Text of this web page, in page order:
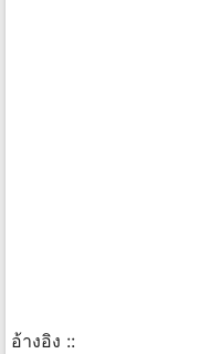
อ้างอิง ::